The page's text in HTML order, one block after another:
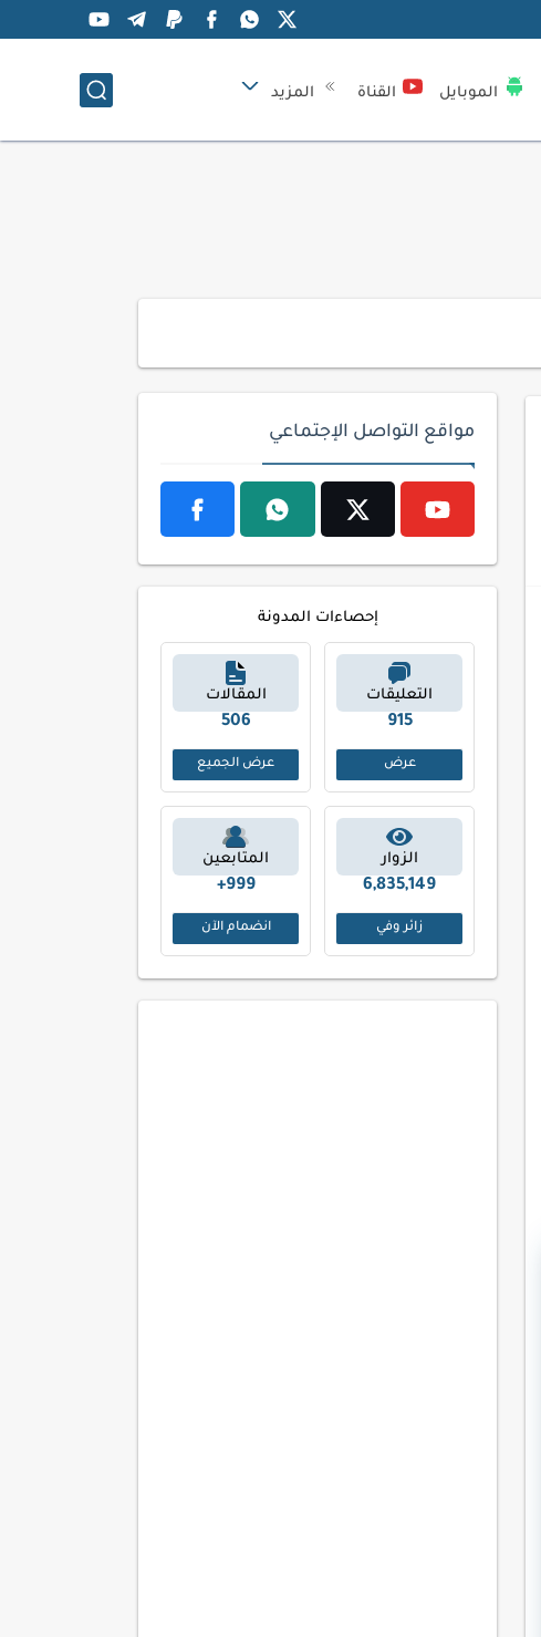
الموبايل القناة المزيد
مواقع التواصل الإجتماعي
إحصاءات المدونة
التعليقات
1052
عرض
المقالات
591
عرض الجميع
الزوار
6,835,149
زائر وفي
المتابعين
999+
انضمام الآن